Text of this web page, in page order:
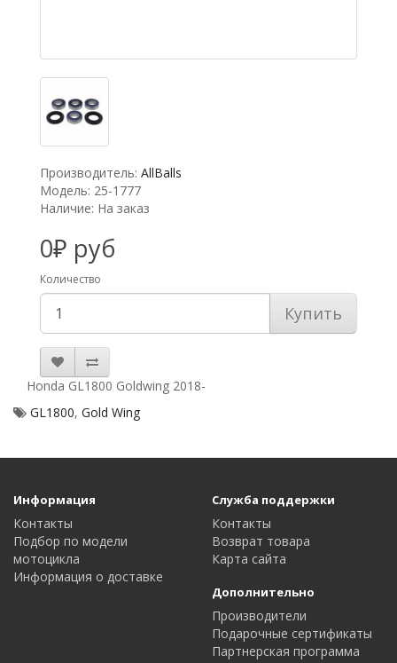
Производитель: AllBalls
Модель: 25-1777
Наличие: На заказ
0₽ руб
Количество
Купить
Honda GL1800 Goldwing 2018-
GL1800, Gold Wing
Информация
Контакты
Подбор по модели
мотоцикла
Информация о доставке
Служба поддержки
Контакты
Возврат товара
Карта сайта
Дополнительно
Производители
Подарочные сертификаты
Партнерская программа